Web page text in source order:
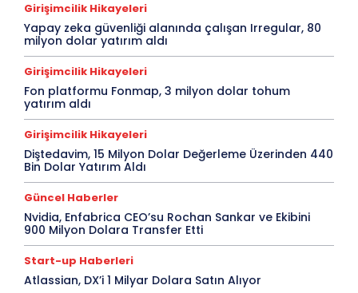
Girişimcilik Hikayeleri
Yapay zeka güvenliği alanında çalışan Irregular, 80
milyon dolar yatırım aldı
Girişimcilik Hikayeleri
Fon platformu Fonmap, 3 milyon dolar tohum
yatırım aldı
Girişimcilik Hikayeleri
Diştedavim, 15 Milyon Dolar Değerleme Üzerinden 440
Bin Dolar Yatırım Aldı
Güncel Haberler
Nvidia, Enfabrica CEO’su Rochan Sankar ve Ekibini
900 Milyon Dolara Transfer Etti
Start-up Haberleri
Atlassian, DX’i 1 Milyar Dolara Satın Alıyor